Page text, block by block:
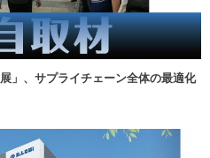
」、サプライチェーン全体の最適化